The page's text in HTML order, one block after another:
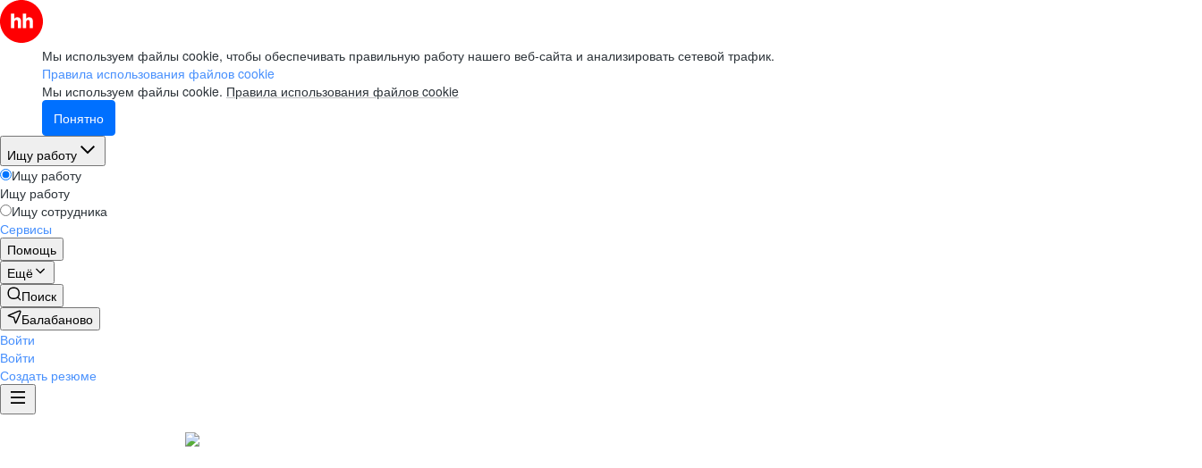
Мы используем файлы cookie, чтобы обеспечивать правильную работу нашего веб-сайта и анализировать сетевой трафик.
Правила использования файлов cookie
Мы используем файлы cookie. Правила использования файлов cookie
Понятно
Ищу работу
Ищу работу
Ищу работу
Ищу сотрудника
Сервисы
Помощь
Ещё
Поиск
Балабаново
Войти
Войти
Создать резюме